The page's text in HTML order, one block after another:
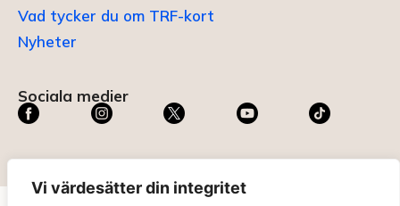
Vi värdesätter din integritet
Vad tycker du om TRF-kort
Nyheter
Sociala medier